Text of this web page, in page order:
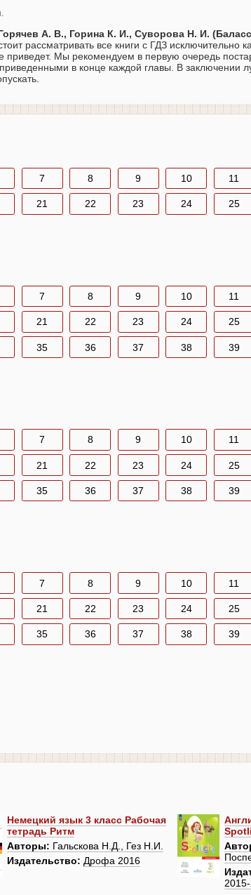
А. В., Горина К. И., Суворова Н. И.
рассматривать все книги с ГДЗ исключительно
Мы рекомендуем в первую очередь
в конце каждой главы. В заключении
7 8 9 10 11
21 22 23 24 25
7 8 9 10 11
21 22 23 24 25
35 36 37 38 39
7 8 9 10 11
21 22 23 24 25
35 36 37 38 39
7 8 9 10 11
21 22 23 24 25
35 36 37 38 39
Немецкий язык 3 класс Рабочая
тетрадь Ритм
Авторы: Гальскова Н.Д., Гез Н.И.
Издательство: Дрофа 2016